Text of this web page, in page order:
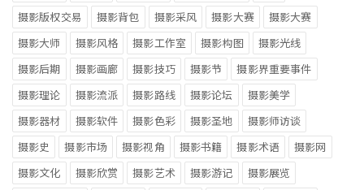
摄影版权交易
摄影背包 摄影采风 摄影大赛
摄影大赛
摄影大师
摄影风格 摄影工作室 摄影构图
摄影光线
摄影后期
摄影画廊 摄影技巧 摄影节
摄影界重要事件
摄影理论
摄影流派 摄影路线 摄影论坛
摄影美学
摄影器材
摄影软件 摄影色彩 摄影圣地
摄影师访谈
摄影史
摄影市场 摄影视角 摄影书籍 摄影术语
摄影网
摄影文化
摄影欣赏 摄影艺术 摄影游记
摄影展览